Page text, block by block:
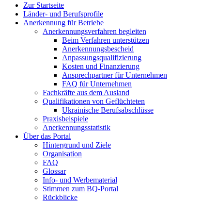
Zur Startseite
Länder- und Berufsprofile
Anerkennung für Betriebe
Anerkennungsverfahren begleiten
Beim Verfahren unterstützen
Anerkennungsbescheid
Anpassungsqualifizierung
Kosten und Finanzierung
Ansprechpartner für Unternehmen
FAQ für Unternehmen
Fachkräfte aus dem Ausland
Qualifikationen von Geflüchteten
Ukrainische Berufsabschlüsse
Praxisbeispiele
Anerkennungsstatistik
Über das Portal
Hintergrund und Ziele
Organisation
FAQ
Glossar
Info- und Werbematerial
Stimmen zum BQ-Portal
Rückblicke